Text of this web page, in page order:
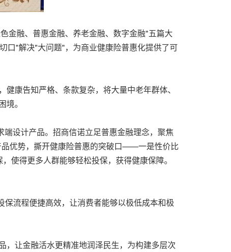
金融、普惠金融、养老金融、数字金融"五篇大
口"解决"大问题"，为商业健康险普惠化提供了可
康告知严格、条款复杂，将大量中老年群体、
。
设计产品。招商信诺立足普惠金融理念，聚焦
品优势，撕开健康险普惠的突破口——一是性价比
使得更多人群能够轻松投保，获得健康保障。
流程便捷高效，让消费者能够以极低成本和极
，让金融活水更精准地润泽民生，为构建多层次